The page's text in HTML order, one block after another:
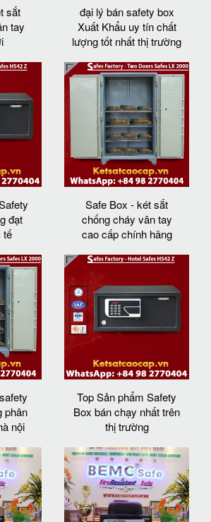
sắt
tay
đại lý bán safety box
Xuất Khẩu uy tín chất
lượng tốt nhất thị trường
đạt
tế
Safe Box - két sắt
chống cháy vân tay
cao cấp chính hãng
phân
nội
Top Sản phẩm Safety
Box bán chạy nhất trên
thị trường